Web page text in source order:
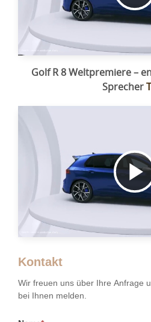
Golf R 8 Weltpremiere –
Sprecher
Kontakt
Wir freuen uns über Ihre Anfrage
bei Ihnen melden.